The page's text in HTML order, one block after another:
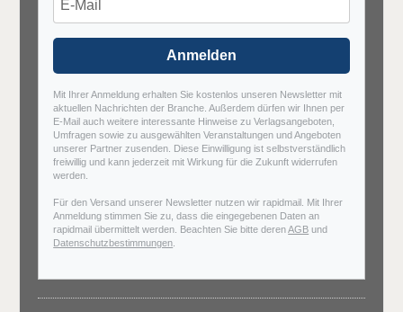
Anmelden
Mit Ihrer Anmeldung erhalten Sie kostenlos unseren Newsletter mit
aktuellen Nachrichten der Branche. Außerdem dürfen wir Ihnen per
E-Mail auch weitere interessante Hinweise zu Verlagsangeboten,
Umfragen sowie zu ausgewählten Veranstaltungen und Angeboten
unserer Partner zusenden. Diese Einwilligung ist selbstverständlich
freiwillig und kann jederzeit mit Wirkung für die Zukunft widerrufen
werden.
Für den Versand unserer Newsletter nutzen wir rapidmail. Mit Ihrer
Anmeldung stimmen Sie zu, dass die eingegebenen Daten an
rapidmail übermittelt werden. Beachten Sie bitte derenAGB und
Datenschutzbestimmungen